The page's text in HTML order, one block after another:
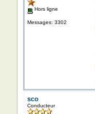
Hors ligne
Messages: 3302
sco
Conducteur